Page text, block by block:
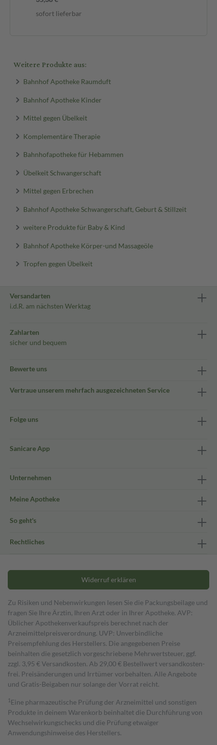
sofort lieferbar
Weitere Produkte aus:
Bahnhof Apotheke Raumduft
Bahnhof Apotheke Kinder
Mittel gegen Übelkeit
Komplementäre Therapie
Bahnhofapotheke für Hebammen
Übelkeit Schwangerschaft
Mittel gegen Erbrechen
Bahnhof Apotheke Schwangerschaft, Geburt & Stillzeit
weitere Produkte für Baby & Kind
Bahnhof Apotheke Körper-und Massageöle
Tropfen gegen Übelkeit
Versandarten
i.d.R. am nächsten Werktag
Zahlarten
sicher und bequem
Bewerte uns
Vertraue unserem mehrfach ausgezeichneten Service
Folge uns
Sanicare App
Unternehmen
Meine Apotheke
So geht's
Rechtliches
Widerruf erklären
Zu Risiken und Nebenwirkungen lesen Sie die Packungsbeilage und
fragen Sie Ihre Ärztin, Ihren Arzt oder in Ihrer Apotheke. AVP:
Üblicher Apothekenverkaufspreis berechnet nach der
Arzneimittelpreisverordnung. UVP: Unverbindliche
Preisempfehlung des Herstellers. Die angegebenen Preise
beinhalten die gesetzlich vorgeschriebene Mehrwertsteuer, ggf.
zzgl. 3,95 € Versandkosten. Ab 29,00 € Bestell­wert versand­kosten­
frei. Preisänderungen und Irrtümer vorbehalten. Alle Angebote
und Gratis-Beigaben nur solange der Vorrat reicht.
1 Eine pharmazeutische Prüfung der Arzneimittel und sonstigen
Produkte in deinem Warenkorb beinhaltet die Durchführung von
Wechselwirkungschecks und die Prüfung etwaiger
Anwendungshinweise des Herstellers.